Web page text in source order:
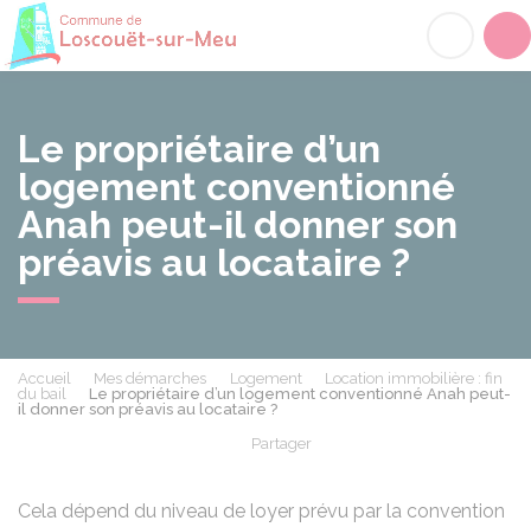
Le propriétaire d’un
logement conventionné
Anah peut-il donner son
préavis au locataire ?
Accueil Mes démarches Logement
Location immobilière : fin
du bail
Le propriétaire d’un logement conventionné Anah peut-
il donner son préavis au locataire ?
Partager
Cela dépend du niveau de loyer prévu par la convention